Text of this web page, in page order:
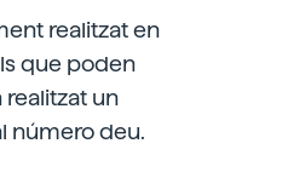
realitzat en
que poden
un
número deu.